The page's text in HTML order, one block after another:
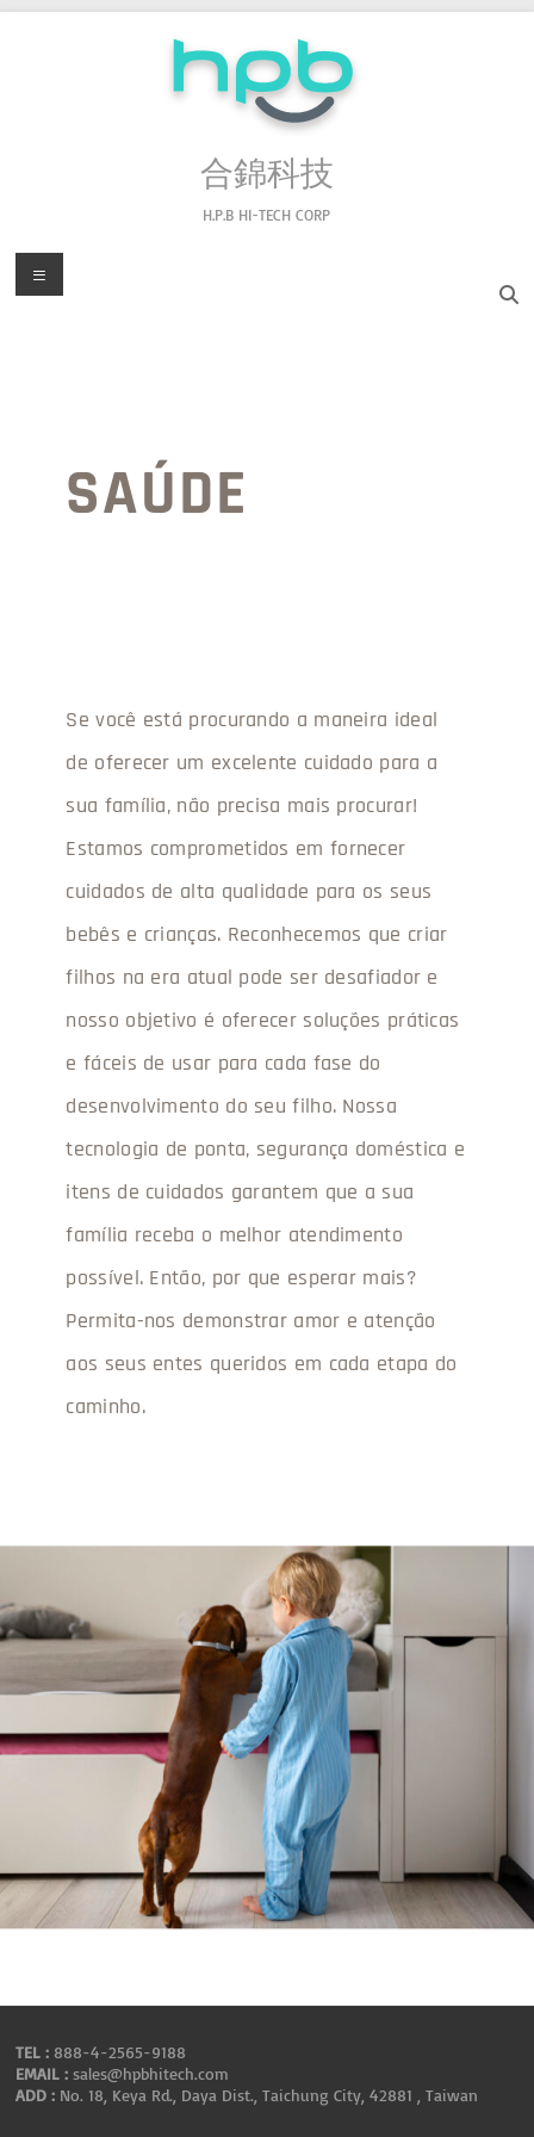
合錦科技
H.P.B HI-TECH CORP
SAÚDE
Se você está procurando a maneira ideal
de oferecer um excelente cuidado para a
sua família, não precisa mais procurar!
Estamos comprometidos em fornecer
cuidados de alta qualidade para os seus
bebês e crianças. Reconhecemos que criar
filhos na era atual pode ser desafiador e
nosso objetivo é oferecer soluções práticas
e fáceis de usar para cada fase do
desenvolvimento do seu filho. Nossa
tecnologia de ponta, segurança doméstica e
itens de cuidados garantem que a sua
família receba o melhor atendimento
possível. Então, por que esperar mais?
Permita-nos demonstrar amor e atenção
aos seus entes queridos em cada etapa do
caminho.
TEL : 888-4-2565-9188
EMAIL :sales@hpbhitech.com
ADD : No. 18, Keya Rd., Daya Dist., Taichung City, 42881 , Taiwan